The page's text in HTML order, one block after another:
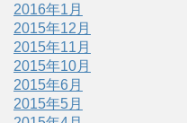
2016年1月
2015年12月
2015年11月
2015年10月
2015年6月
2015年5月